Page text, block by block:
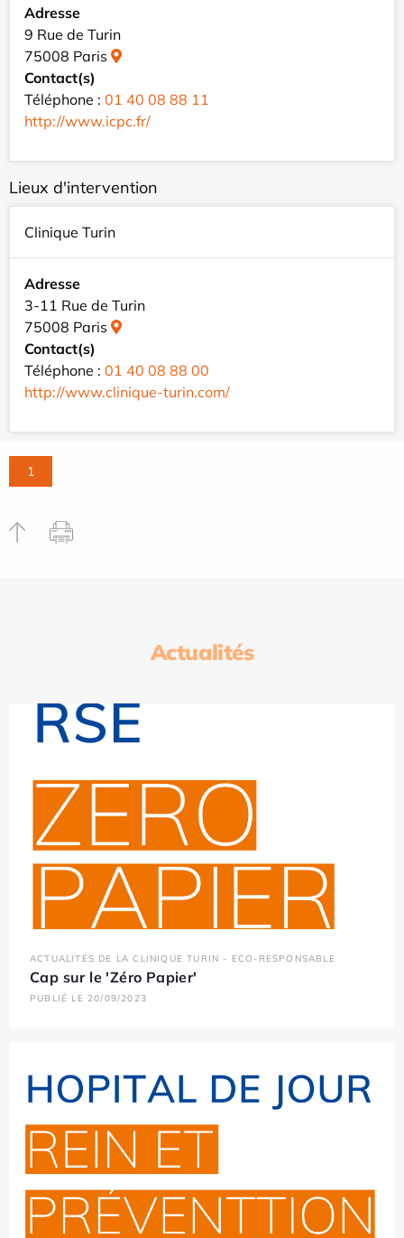
Adresse
9 Rue de Turin
75008 Paris
Contact(s)
Téléphone : 01 40 08 88 11
http://www.icpc.fr/
Lieux d'intervention
Clinique Turin
Adresse
3-11 Rue de Turin
75008 Paris
Contact(s)
Téléphone : 01 40 08 88 00
http://www.clinique-turin.com/
1
Actualités
ACTUALITÉS DE LA CLINIQUE TURIN - ECO-RESPONSABLE
Cap sur le 'Zéro Papier'
PUBLIÉ LE 20/09/2023